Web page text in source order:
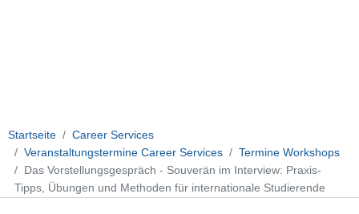
Startseite
Career Services
Veranstaltungstermine Career Services
Termine Workshops
Das Vorstellungsgespräch - Souverän im Interview: Praxis-
Tipps, Übungen und Methoden für internationale Studierende